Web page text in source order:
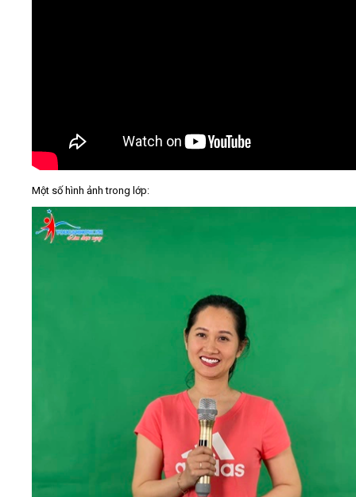
Một số hình ảnh trong lớp: